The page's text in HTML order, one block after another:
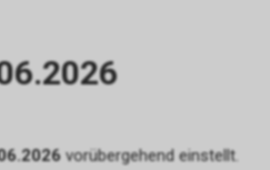
vorübergehend einstellt.